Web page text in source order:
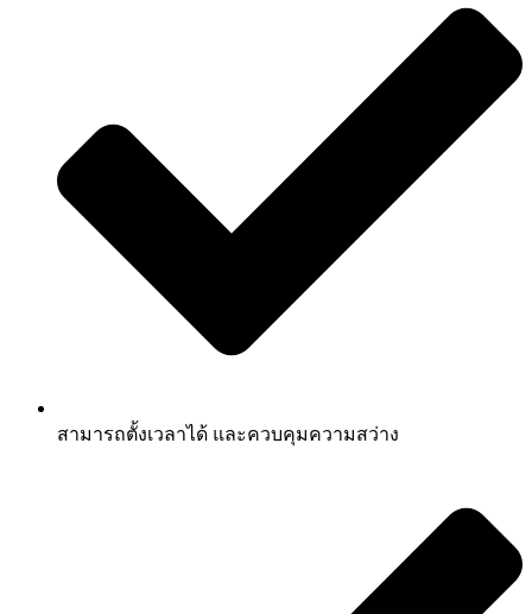
สามารถตั้งเวลาได้ และควบคุมความสว่าง